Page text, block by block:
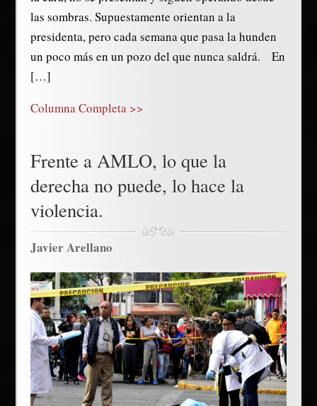
las sombras. Supuestamente orientan a la
presidenta, pero cada semana que pasa la hunden
un poco más en un pozo del que nunca saldrá. En
[…]
Columna Completa >>
Frente a AMLO, lo que la
derecha no puede, lo hace la
violencia.
Javier Arellano